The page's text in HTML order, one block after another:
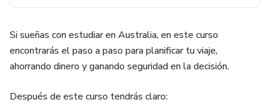
Si sueñas con estudiar en Australia, en este curso
encontrarás el paso a paso para planificar tu viaje,
ahorrando dinero y ganando seguridad en la decisión.
Después de este curso tendrás claro: